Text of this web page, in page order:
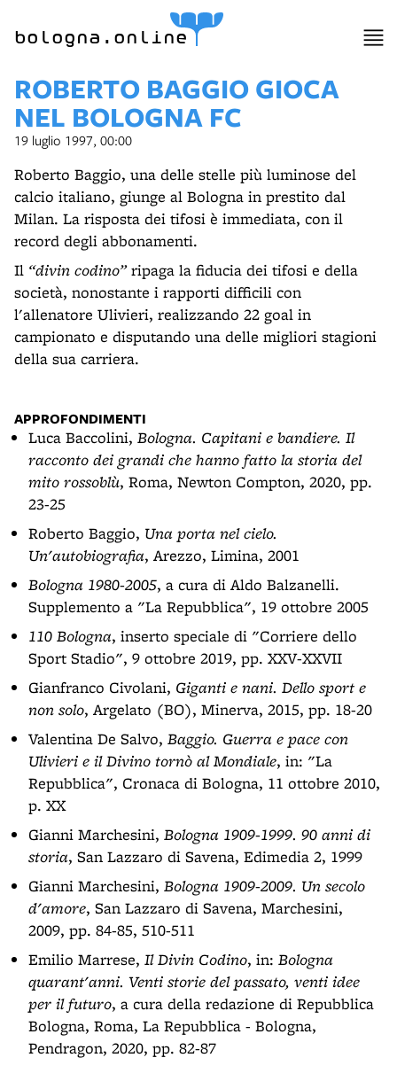
bologna.online
ROBERTO BAGGIO GIOCA
NEL BOLOGNA FC
19 luglio 1997, 00:00
Roberto Baggio, una delle stelle più luminose del
calcio italiano, giunge al Bologna in prestito dal
Milan. La risposta dei tifosi è immediata, con il
record degli abbonamenti.
Il “divin codino”ripaga la fiducia dei tifosi e della
società, nonostante i rapporti difficili con
l'allenatore Ulivieri, realizzando 22 goal in
campionato e disputando una delle migliori stagioni
della sua carriera.
APPROFONDIMENTI
Luca Baccolini, Bologna. Capitani e bandiere. Il
racconto dei grandi che hanno fatto la storia del
mito rossoblù, Roma, Newton Compton, 2020, pp.
23-25
Roberto Baggio, Una porta nel cielo.
Un'autobiografia, Arezzo, Limina, 2001
Bologna 1980-2005, a cura di Aldo Balzanelli.
Supplemento a "La Repubblica", 19 ottobre 2005
110 Bologna, inserto speciale di "Corriere dello
Sport Stadio", 9 ottobre 2019, pp. XXV-XXVII
Gianfranco Civolani, Giganti e nani. Dello sport e
non solo, Argelato (BO), Minerva, 2015, pp. 18-20
Valentina De Salvo, Baggio. Guerra e pace con
Ulivieri e il Divino tornò al Mondiale, in: "La
Repubblica", Cronaca di Bologna, 11 ottobre 2010,
p. XX
Gianni Marchesini, Bologna 1909-1999. 90 anni di
storia, San Lazzaro di Savena, Edimedia 2, 1999
Gianni Marchesini, Bologna 1909-2009. Un secolo
d'amore, San Lazzaro di Savena, Marchesini,
2009, pp. 84-85, 510-511
Emilio Marrese, Il Divin Codino, in: Bologna
quarant'anni. Venti storie del passato, venti idee
per il futuro, a cura della redazione di Repubblica
Bologna, Roma, La Repubblica - Bologna,
Pendragon, 2020, pp. 82-87